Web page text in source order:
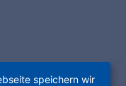
speichern wir